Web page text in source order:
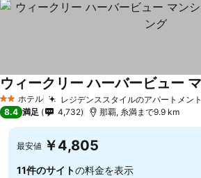
2 ホテルのランク
ホテル レジデンススタイルのアパートメント
8.4 満足 4,732 那覇, 糸満まで9.9 km
最安値 ￥4,805
11件のサイトの料金を表示